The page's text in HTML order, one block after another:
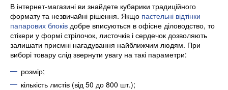
В інтернет-магазині ви знайдете кубарики традиційного
формату та незвичайні рішення. Якщо пастельні відтінки
папарових блоків добре вписуються в офісне діловодство, то
стікери у формі стрілочок, листочків і сердечок дозволяють
залишати приємні нагадування найближчим людям. При
виборі товару слід звернути увагу на такі параметри:
розмір;
кількість листів (від 50 до 800 шт.);